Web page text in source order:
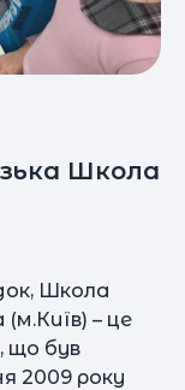
Школа
Школа
– це
що був
2009 року